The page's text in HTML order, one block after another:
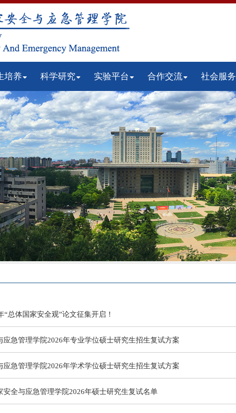
培养 科学研究 实验平台 合作交流 社会服务
“总体国家安全观”论文征集开启！
应急管理学院2026年专业学位硕士研究生招生复试方案
应急管理学院2026年学术学位硕士研究生招生复试方案
安全与应急管理学院2026年硕士研究生复试名单